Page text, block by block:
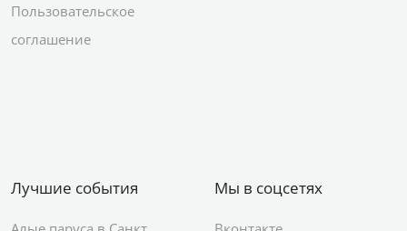
Пользовательское
соглашение
Лучшие события Мы в соцсетях